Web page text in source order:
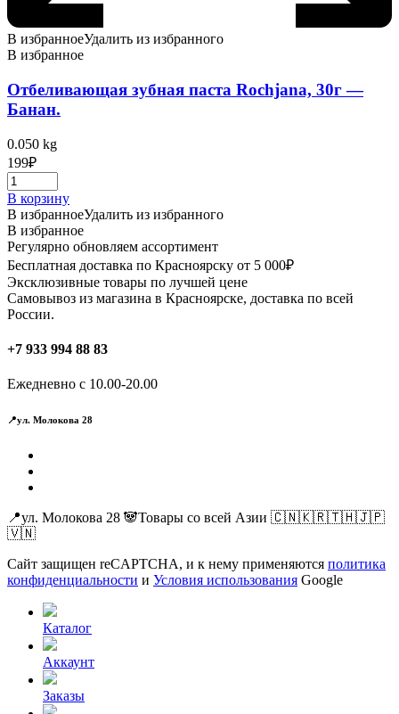
В избранноеУдалить из избранного
В избранное
Отбеливающая зубная паста Rochjana, 30г —
Банан.
0.050 kg
199₽
В корзину
В избранноеУдалить из избранного
В избранное
Регулярно обновляем ассортимент
Бесплатная доставка по Красноярску от 5 000₽
Эксклюзивные товары по лучшей цене
Самовывоз из магазина в Красноярске, доставка по всей
России.
+7 933 994 88 83
Ежедневно с 10.00-20.00
📍ул. Молокова 28
📍ул. Молокова 28 🐼Товары со всей Азии 🇨🇳🇰🇷🇹🇭🇯🇵
🇻🇳
Сайт защищен reCAPTCHA, и к нему применяются политика
конфиденциальности и Условия использования Google
Каталог
Аккаунт
Заказы